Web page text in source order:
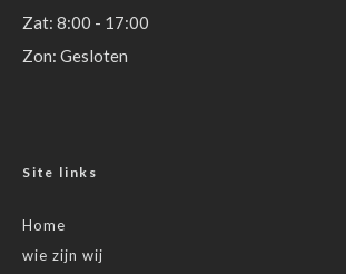
Zat: 8:00 - 17:00
Zon: Gesloten
Site links
Home
wie zijn wij